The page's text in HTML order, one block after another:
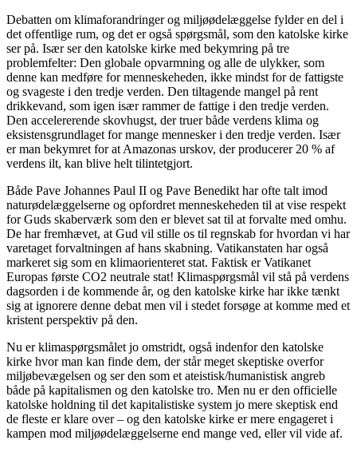
Debatten om klimaforandringer og miljøødelæggelse fylder en del i
det offentlige rum, og det er også spørgsmål, som den katolske kirke
ser på. Især ser den katolske kirke med bekymring på tre
problemfelter: Den globale opvarmning og alle de ulykker, som
denne kan medføre for menneskeheden, ikke mindst for de fattigste
og svageste i den tredje verden. Den tiltagende mangel på rent
drikkevand, som igen især rammer de fattige i den tredje verden.
Den accelererende skovhugst, der truer både verdens klima og
eksistensgrundlaget for mange mennesker i den tredje verden. Især
er man bekymret for at Amazonas urskov, der producerer 20 % af
verdens ilt, kan blive helt tilintetgjort.
Både Pave Johannes Paul II og Pave Benedikt har ofte talt imod
naturødelæggelserne og opfordret menneskeheden til at vise respekt
for Guds skaberværk som den er blevet sat til at forvalte med omhu.
De har fremhævet, at Gud vil stille os til regnskab for hvordan vi har
varetaget forvaltningen af hans skabning. Vatikanstaten har også
markeret sig som en klimaorienteret stat. Faktisk er Vatikanet
Europas første CO2 neutrale stat! Klimaspørgsmål vil stå på verdens
dagsorden i de kommende år, og den katolske kirke har ikke tænkt
sig at ignorere denne debat men vil i stedet forsøge at komme med et
kristent perspektiv på den.
Nu er klimaspørgsmålet jo omstridt, også indenfor den katolske
kirke hvor man kan finde dem, der står meget skeptiske overfor
miljøbevægelsen og ser den som et ateistisk/humanistisk angreb
både på kapitalismen og den katolske tro. Men nu er den officielle
katolske holdning til det kapitalistiske system jo mere skeptisk end
de fleste er klare over – og den katolske kirke er mere engageret i
kampen mod miljøødelæggelserne end mange ved, eller vil vide af.